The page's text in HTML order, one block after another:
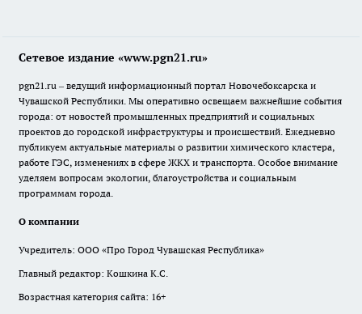
Сетевое издание «www.pgn21.ru»
pgn21.ru – ведущий информационный портал Новочебоксарска и
Чувашской Республики. Мы оперативно освещаем важнейшие события
города: от новостей промышленных предприятий и социальных
проектов до городской инфраструктуры и происшествий. Ежедневно
публикуем актуальные материалы о развитии химического кластера,
работе ГЭС, изменениях в сфере ЖКХ и транспорта. Особое внимание
уделяем вопросам экологии, благоустройства и социальным
программам города.
О компании
Учредитель: ООО «Про Город Чувашская Республика»
Главный редактор: Кошкина К.С.
Возрастная категория сайта: 16+